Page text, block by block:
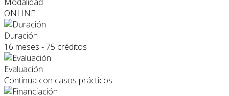
ONLINE
Duración
16 meses - 75 créditos
Evaluación
Continua con casos prácticos